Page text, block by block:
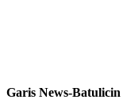
Garis News-Batulicin